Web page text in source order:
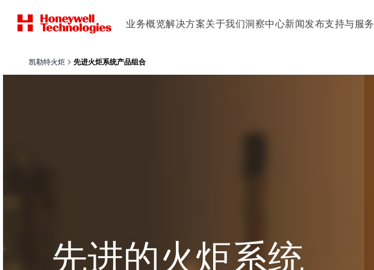
业务概览解决方案关于我们洞察中心新闻发布支持与服务
凯勒特火炬 先进火炬系统产品组合
先进的火炬系统